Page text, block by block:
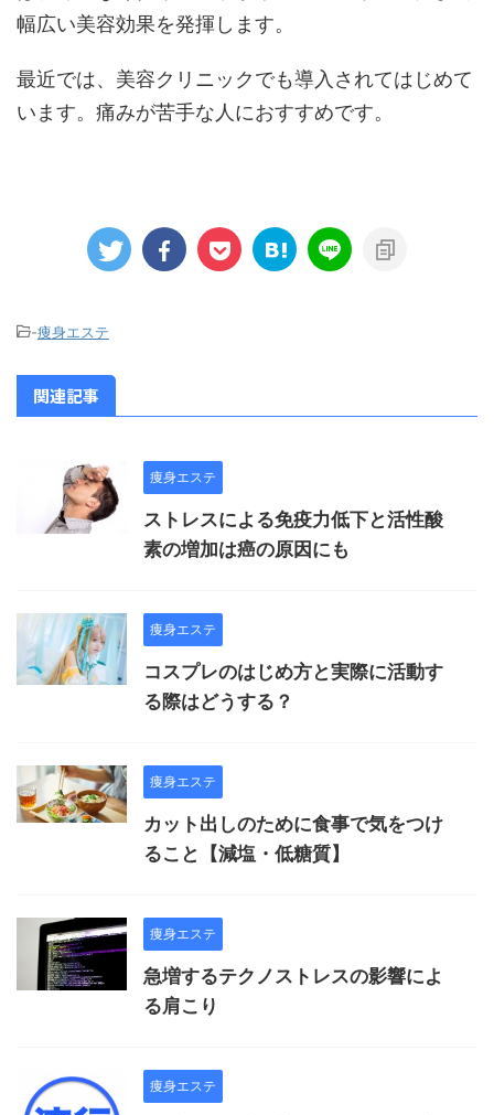
幅広い美容効果を発揮します。
最近では、美容クリニックでも導入されてはじめて
います。痛みが苦手な人におすすめです。
-痩身エステ
関連記事
痩身エステ
ストレスによる免疫力低下と活性酸
素の増加は癌の原因にも
痩身エステ
コスプレのはじめ方と実際に活動す
る際はどうする？
痩身エステ
カット出しのために食事で気をつけ
ること【減塩・低糖質】
痩身エステ
急増するテクノストレスの影響によ
る肩こり
痩身エステ